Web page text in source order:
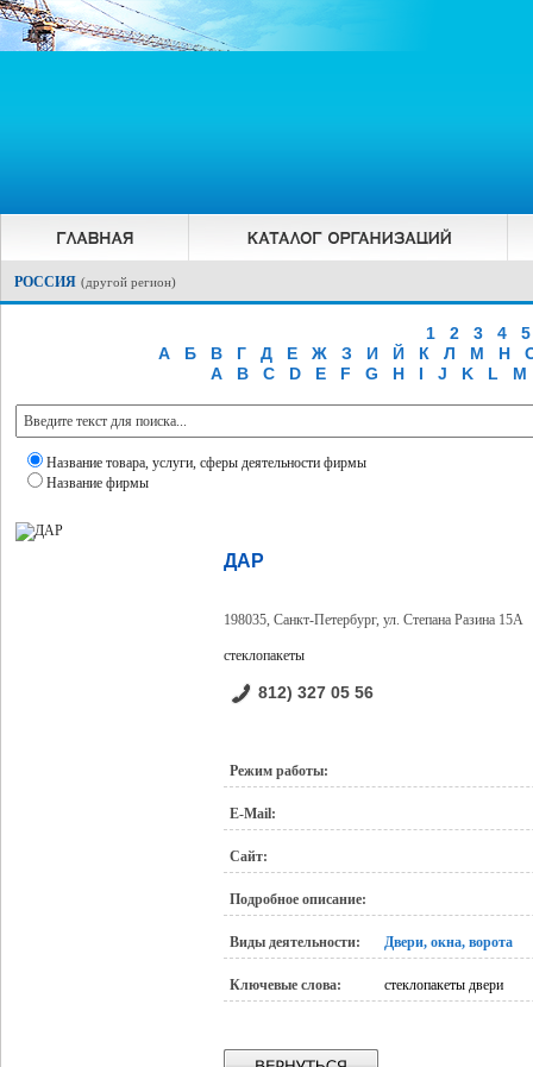
РОССИЯ (другой регион)
1 2 3 4
5
А
Б В Г Д Е Ж З И Й К Л М Н
A
B C D E F G H I J K L M
Название товара, услуги, сферы деятельности фирмы
Название фирмы
ДАР
198035, Санкт-Петербург, ул. Степана Разина 15А
стеклопакеты
812) 327 05 56
Режим работы:
E-Mail:
Сайт:
Подробное описание:
Виды деятельности: Двери, окна, ворота
Ключевые слова: стеклопакеты двери